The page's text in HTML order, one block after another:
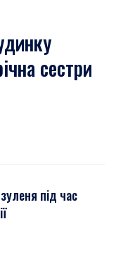
сестри
під час